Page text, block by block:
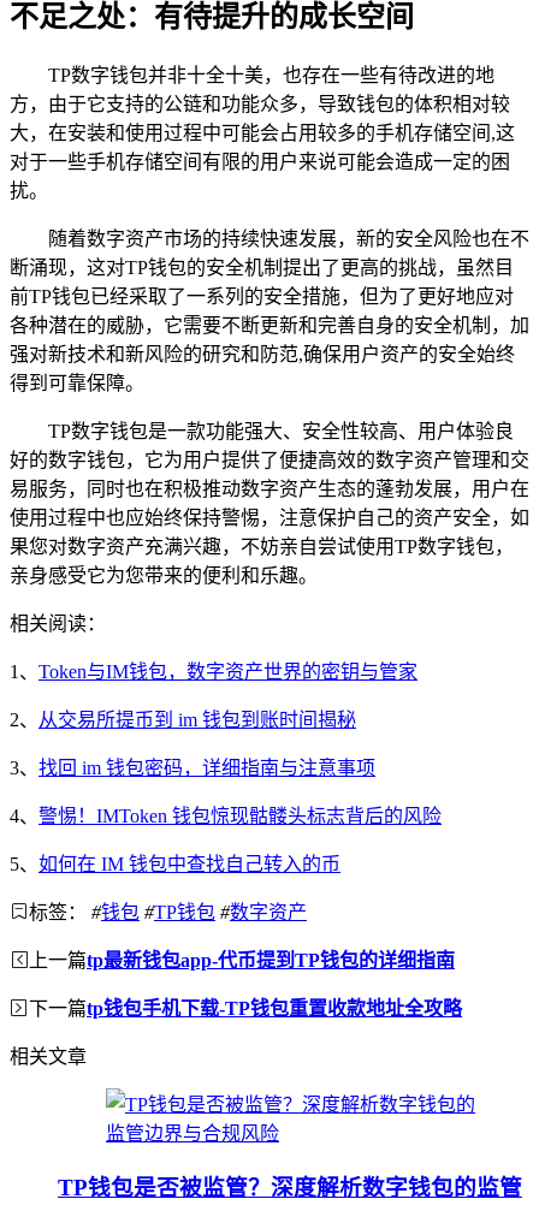
不足之处：有待提升的成长空间
TP数字钱包并非十全十美，也存在一些有待改进的地
方，由于它支持的公链和功能众多，导致钱包的体积相对较
大，在安装和使用过程中可能会占用较多的手机存储空间,这
对于一些手机存储空间有限的用户来说可能会造成一定的困
扰。
随着数字资产市场的持续快速发展，新的安全风险也在不
断涌现，这对TP钱包的安全机制提出了更高的挑战，虽然目
前TP钱包已经采取了一系列的安全措施，但为了更好地应对
各种潜在的威胁，它需要不断更新和完善自身的安全机制，加
强对新技术和新风险的研究和防范,确保用户资产的安全始终
得到可靠保障。
TP数字钱包是一款功能强大、安全性较高、用户体验良
好的数字钱包，它为用户提供了便捷高效的数字资产管理和交
易服务，同时也在积极推动数字资产生态的蓬勃发展，用户在
使用过程中也应始终保持警惕，注意保护自己的资产安全，如
果您对数字资产充满兴趣，不妨亲自尝试使用TP数字钱包，
亲身感受它为您带来的便利和乐趣。
相关阅读：
1、 Token与IM钱包，数字资产世界的密钥与管家
2、 从交易所提币到 im 钱包到账时间揭秘
3、 找回 im 钱包密码，详细指南与注意事项
4、 警惕！IMToken 钱包惊现骷髅头标志背后的风险
5、 如何在 IM 钱包中查找自己转入的币
标签： #钱包 #TP钱包 #数字资产
上一篇tp最新钱包app-代币提到TP钱包的详细指南
下一篇tp钱包手机下载-TP钱包重置收款地址全攻略
相关文章
TP钱包是否被监管？深度解析数字钱包的监管